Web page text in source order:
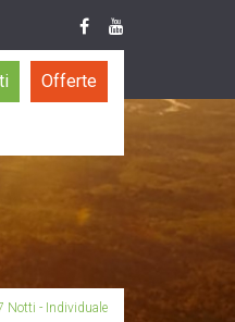
Offerte
Notti - Individuale